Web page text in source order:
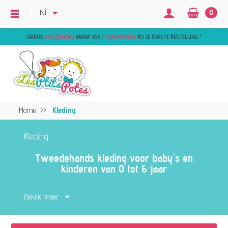
GRATIS VERZENDING VANAF €55 | GEAANBODEN BIJ JE EERSTE BESTELLING *
NL 0
Home Kleding
Kleding
Tweedehands kleding voor baby's en
kinderen van 0 tot 6 jaar
kledingvoor baby's en kinderen.
Pyjama's, t-shirts, rokken, jurken, truien,
Bekijk meer